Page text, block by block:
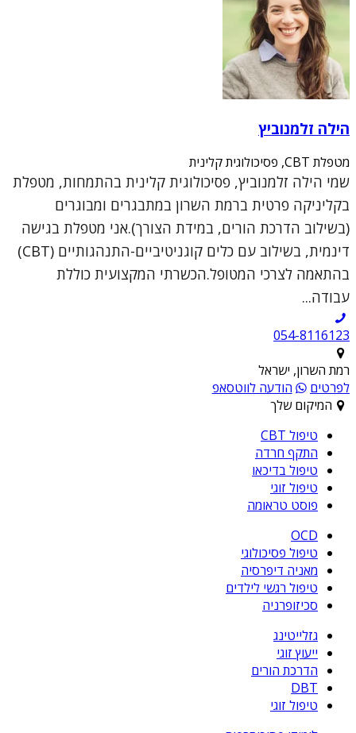
הילה זלמנוביץ
מטפלת CBT, פסיכולוגית קלינית
שמי הילה זלמנוביץ, פסיכולוגית קלינית בהתמחות, מטפלת
בקליניקה פרטית ברמת השרון במתבגרים ומבוגרים
(בשילוב הדרכת הורים, במידת הצורך).אני מטפלת בגישה
דינמית, בשילוב עם כלים קוגניטיביים-התנהגותיים (CBT)
בהתאמה לצרכי המטופל.הכשרתי המקצועית כוללת
עבודה...
054-8116123
רמת השרון, ישראל
לפרטים
הודעה לווטסאפ
המיקום שלך
טיפול CBT
התקף חרדה
טיפול בדיכאו
טיפול זוגי
פוסט טראומה
OCD
טיפול פסיכולוגי
מאניה דיפרסיה
טיפול רגשי לילדים
סכיזופרניה
גזלייטינג
ייעוץ זוגי
הדרכת הורים
DBT
טיפול זוגי